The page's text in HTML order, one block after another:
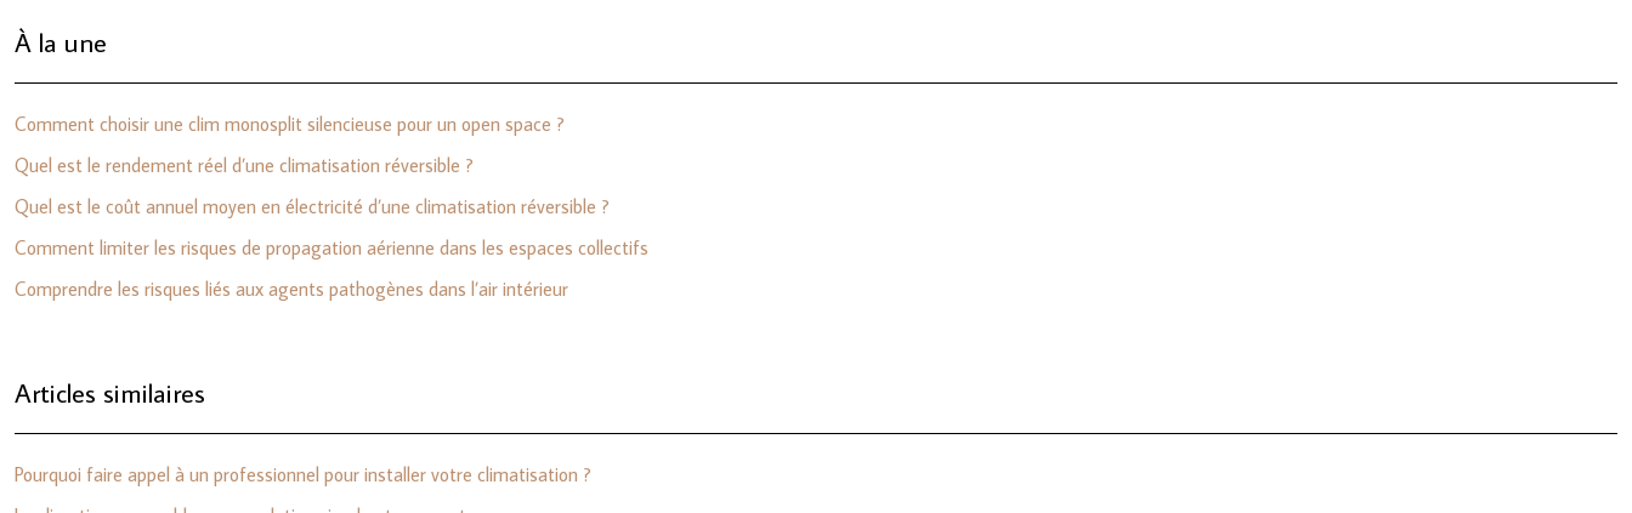
À la une
Comment choisir une clim monosplit silencieuse pour un open space ?
Quel est le rendement réel d’une climatisation réversible ?
Quel est le coût annuel moyen en électricité d’une climatisation réversible ?
Comment limiter les risques de propagation aérienne dans les espaces collectifs
Comprendre les risques liés aux agents pathogènes dans l’air intérieur
Articles similaires
Pourquoi faire appel à un professionnel pour installer votre climatisation ?